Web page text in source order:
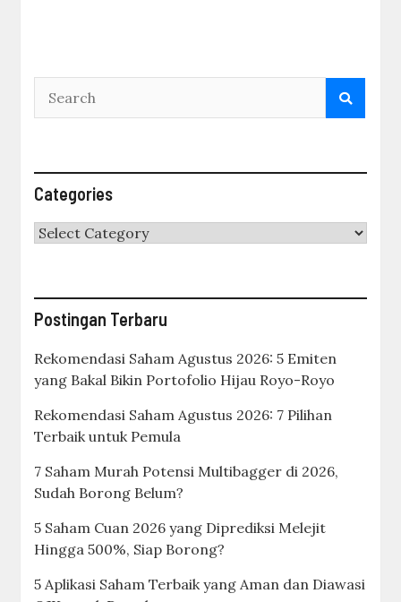
Categories
Categories
Postingan Terbaru
Rekomendasi Saham Agustus 2026: 5 Emiten
yang Bakal Bikin Portofolio Hijau Royo-Royo
Rekomendasi Saham Agustus 2026: 7 Pilihan
Terbaik untuk Pemula
7 Saham Murah Potensi Multibagger di 2026,
Sudah Borong Belum?
5 Saham Cuan 2026 yang Diprediksi Melejit
Hingga 500%, Siap Borong?
5 Aplikasi Saham Terbaik yang Aman dan Diawasi